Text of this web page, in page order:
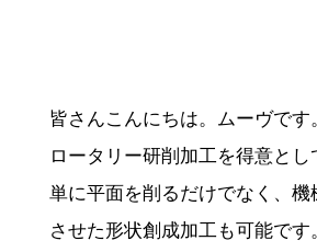
皆さんこんにちは。ムーヴです
ロータリー研削加工を得意とし
単に平面を削るだけでなく、機
させた形状創成加工も可能で